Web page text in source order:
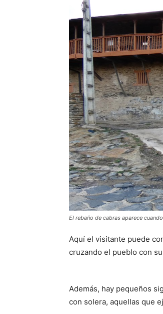
El rebaño de cabras aparece
Aquí el visitante puede
cruzando el pueblo con
Además, hay pequeños
con solera, aquellas que